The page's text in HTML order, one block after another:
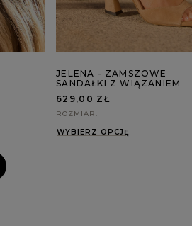
JELENA - ZAMSZOWE
SANDAŁKI Z WIĄZANIEM
629,00 ZŁ
ROZMIAR
WYBIERZ OPCJĘ